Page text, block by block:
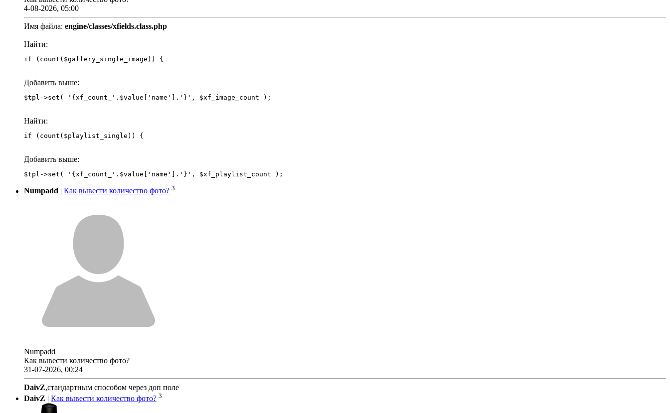
4-08-2026, 05:00
Имя файла: engine/classes/xfields.class.php
Найти:
if (count($gallery_single_image)) {
Добавить выше:
Найти:
if (count($playlist_single)) {
Добавить выше:
Numpadd Как вывести количество фото? 3
Numpadd
Как вывести количество фото?
31-07-2026, 00:24
DaivZ,стандартным способом через доп поле
DaivZ | Как вывести количество фото? 3